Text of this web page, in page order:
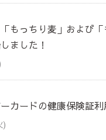
もっちり麦」および
ました！
カードの健康保険証
)